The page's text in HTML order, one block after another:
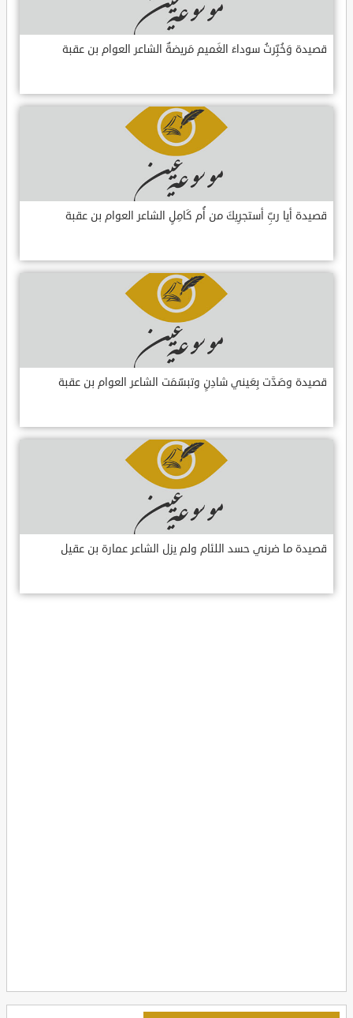
قصيدة وَخُبِّرتُ سوداءَ الغَميم مَريضةٌ الشاعر العوام بن عقبة
قصيدة أيا ربِّ أستجرِيكَ من أُم كَامِلٍ الشاعر العوام بن عقبة
قصيدة وصَدَّت بِعَيني شادِنٍ وتبسّمَت الشاعر العوام بن عقبة
قصيدة ما ضرني حسد اللئام ولم يزل الشاعر عمارة بن عقيل